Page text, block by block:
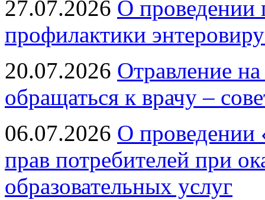
27.07.2026 О проведении
профилактики
20.07.2026 Отравление
обращаться к врачу –
06.07.2026 О проведении
прав потребителей при
образовательных услуг